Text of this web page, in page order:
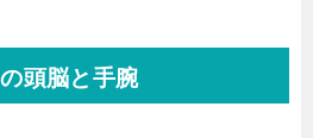
頭脳と手腕